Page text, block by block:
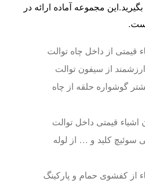
مجموعه آماده ارائه در
قیمتی از داخل چاه توالت
از سیفون توالت
گوشواره حلقه از چاه
قیمتی داخل توالت
کلید و … از لوله
از کفشوی حمام و پارکینگ